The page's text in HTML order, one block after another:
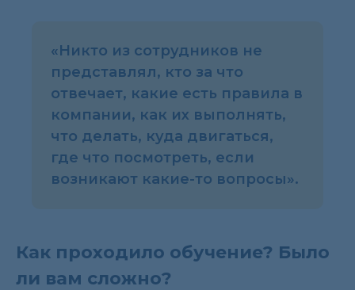
«Никто из сотрудников не
представлял, кто за что
отвечает, какие есть правила в
компании, как их выполнять,
что делать, куда двигаться,
где что посмотреть, если
возникают какие-то вопросы».
Как проходило обучение? Было
ли вам сложно?